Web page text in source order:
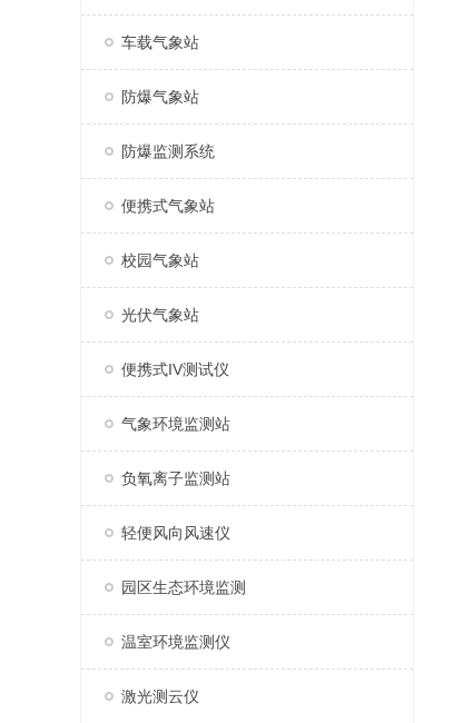
车载气象站
防爆气象站
防爆监测系统
便携式气象站
校园气象站
光伏气象站
便携式IV测试仪
气象环境监测站
负氧离子监测站
轻便风向风速仪
园区生态环境监测
温室环境监测仪
激光测云仪